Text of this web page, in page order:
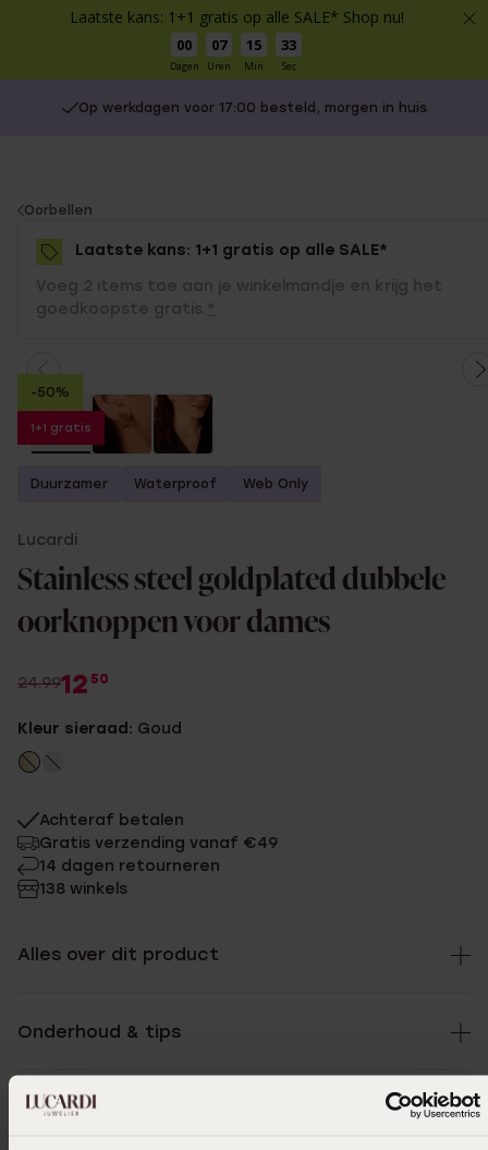
Laatste kans: 1+1 gratis op alle SALE* Shop nu!
00
Dagen
07
Uren
15
Min
33
Sec
Op werkdagen voor 17:00 besteld, morgen in huis
You
are
here:
Oorbellen
Laatste kans: 1+1 gratis op alle SALE*
Voeg 2 items toe aan je winkelmandje en krijg het
goedkoopste gratis. *
-50%
1+1 gratis
Duurzamer Waterproof Web Only
Lucardi
Stainless steel goldplated dubbele
oorknoppen voor dames
24.9912 50
Kleur sieraad: Goud
Achteraf betalen
Gratis verzending vanaf €49
14 dagen retourneren
138 winkels
Alles over dit product
Onderhoud & tips
Specificaties